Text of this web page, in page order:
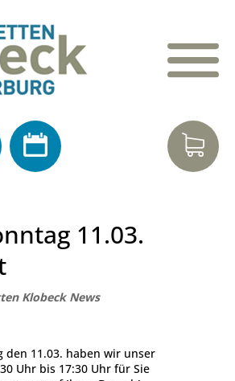
11.03.
Klobeck News
den 11.03. haben wir unser
Uhr bis 17:30 Uhr für Sie